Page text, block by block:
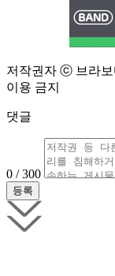
저작권자 ⓒ 브라보
이용 금지
댓글
0 / 300